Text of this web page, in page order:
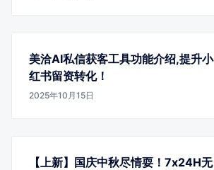
美洽AI私信获客工具功能介绍,提升小
红书留资转化！
2025年10月15日
【上新】国庆中秋尽情耍！7x24H无